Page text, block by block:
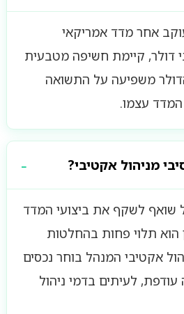
אחר מדד אמריקאי
דולר, קיימת חשיפה מטבעית
משפיעה על התשואה
עצמו.
מניהול אקטיבי?
שואף לשקף את ביצועי המדד
הוא תלוי פחות בהחלטות
אקטיבי המנהל בוחר נכסים
עודפת, לעיתים בדמי ניהול